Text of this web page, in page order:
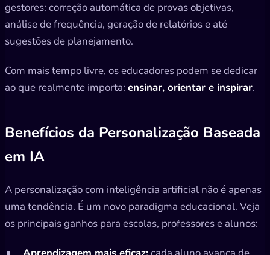
gestores: correção automática de provas objetivas,
análise de frequência, geração de relatórios e até
sugestões de planejamento.
Com mais tempo livre, os educadores podem se dedicar
ao que realmente importa: ensinar, orientar e inspirar.
Benefícios da Personalização Baseada
em IA
A personalização com inteligência artificial não é apenas
uma tendência. É um novo paradigma educacional. Veja
os principais ganhos para escolas, professores e alunos: